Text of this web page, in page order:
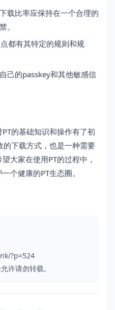
载比率应保持在一个合理的
。
点都有其特定的规则和规
己的passkey和其他敏感信
的基础知识和操作有了初
的下载方式，也是一种需要
大家在使用PT的过程中，
个健康的PT生态圈。
?p=524
许请勿转载。